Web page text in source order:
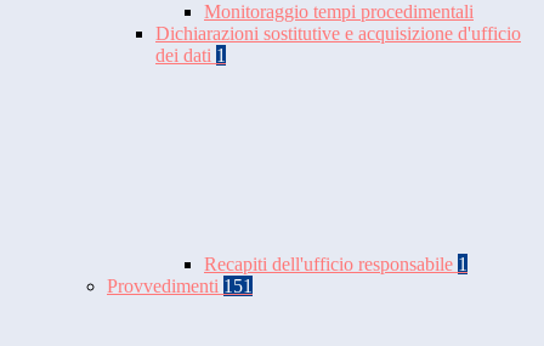
Monitoraggio tempi procedimentali
Dichiarazioni sostitutive e acquisizione d'ufficio
dei dati 1
Recapiti dell'ufficio responsabile 1
Provvedimenti 151